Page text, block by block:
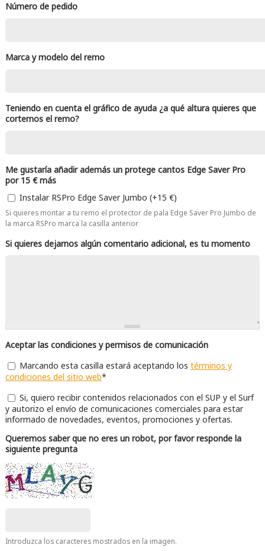
Número de pedido
Marca y modelo del remo
Teniendo en cuenta el gráfico de ayuda ¿a qué altura quieres que
cortemos el remo?
Me gustaría añadir además un protege cantos Edge Saver Pro
por 15 € más
Instalar RSPro Edge Saver Jumbo (+15 €)
Si quieres montar a tu remo el protector de pala Edge Saver Pro Jumbo de
la marca RSPro marca la casilla anterior
Si quieres dejarnos algún comentario adicional, es tu momento
Aceptar las condiciones y permisos de comunicación
Acepto las Condiciones*
Marcando esta casilla estará aceptando los términos y
condiciones del sitio web*
Permisos de comunicación
Si, quiero recibir contenidos relacionados con el SUP y el Surf
y autorizo el envío de comunicaciones comerciales para estar
informado de novedades, eventos, promociones y ofertas.
Queremos saber que no eres un robot, por favor responde la
siguiente pregunta
Introduzca los caracteres mostrados en la imagen.